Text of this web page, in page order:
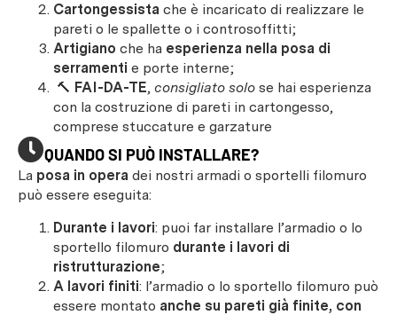
Cartongessista che è incaricato di realizzare le
pareti o le spallette o i controsoffitti;
Artigiano che ha esperienza nella posa di
serramenti e porte interne;
🔨 FAI-DA-TE, consigliato solo se hai esperienza
con la costruzione di pareti in cartongesso,
comprese stuccature e garzature
QUANDO SI PUÒ INSTALLARE?
La posa in opera dei nostri armadi o sportelli filomuro
può essere eseguita:
Durante i lavori: puoi far installare l’armadio o lo
sportello filomuro durante i lavori di
ristrutturazione;
A lavori finiti: l’armadio o lo sportello filomuro può
essere montato anche su pareti già finite, con